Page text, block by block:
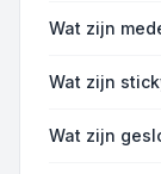
Wat zijn
Wat zijn
Wat zijn